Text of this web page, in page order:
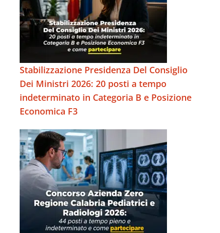
Stabilizzazione Presidenza Del Consiglio
Dei Ministri 2026: 20 posti a tempo
indeterminato in Categoria B e Posizione
Economica F3